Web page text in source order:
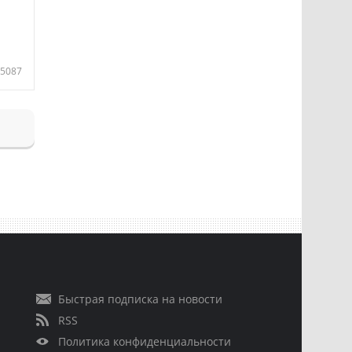
5087
Быстрая подписка на новости
RSS
Политика конфиденциальности